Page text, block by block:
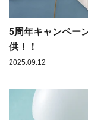
5周年キャンペー
供！！
2025.09.12